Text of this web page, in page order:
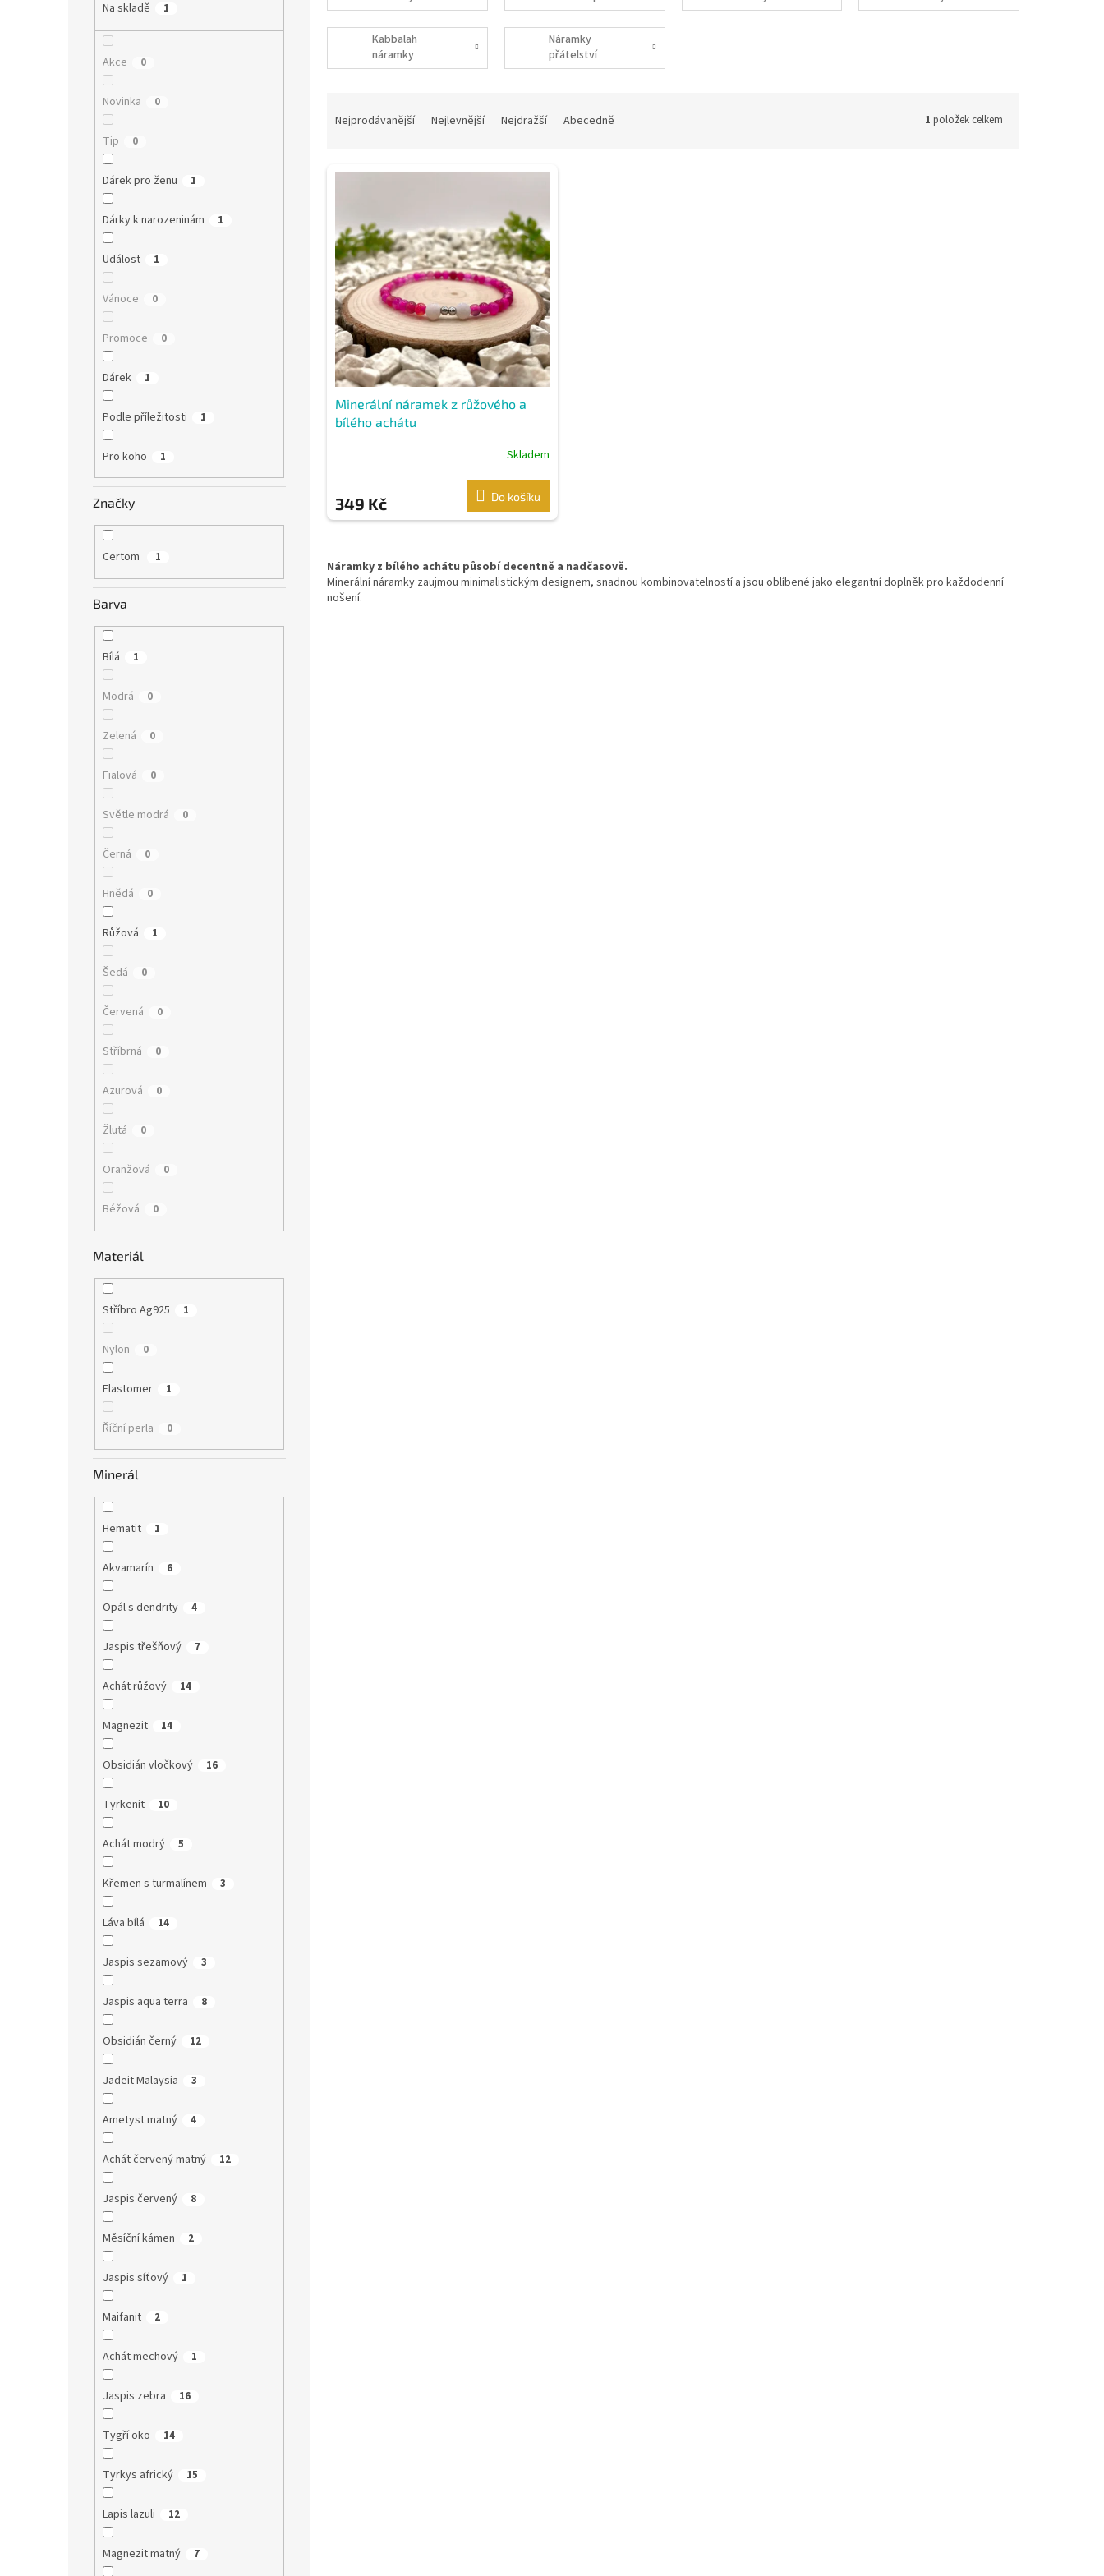
Na skladě 1
Akce 0
Novinka 0
Tip 0
Dárek pro ženu 1
Dárky k narozeninám 1
Událost 1
Vánoce 0
Promoce 0
Dárek 1
Podle příležitosti 1
Pro koho 1
Značky
Certom 1
Barva
Bílá 1
Modrá 0
Zelená 0
Fialová 0
Světle modrá 0
Černá 0
Hnědá 0
Růžová 1
Šedá 0
Červená 0
Stříbrná 0
Azurová 0
Žlutá 0
Oranžová 0
Béžová 0
Materiál
Stříbro Ag925 1
Nylon 0
Elastomer 1
Říční perla 0
Minerál
Hematit 1
Akvamarín 6
Opál s dendrity 4
Jaspis třešňový 7
Achát růžový 14
Magnezit 14
Obsidián vločkový 16
Tyrkenit 10
Achát modrý 5
Křemen s turmalínem 3
Láva bílá 14
Jaspis sezamový 3
Jaspis aqua terra 8
Obsidián černý 12
Jadeit Malaysia 3
Ametyst matný 4
Achát červený matný 12
Jaspis červený 8
Měsíční kámen 2
Jaspis síťový 1
Maifanit 2
Achát mechový 1
Jaspis zebra 16
Tygří oko 14
Tyrkys africký 15
Lapis lazuli 12
Magnezit matný 7
ženy
Kabbalah
náramky
Náramky
přátelství
n
Nejprodávanější Nejlevnější Nejdražší Abecedně 1 položek celkem
V
p
Minerální náramek z růžového a
bílého achátu
Skladem
349 Kč Do košíku
á
Náramky z bílého achátu působí decentně a nadčasově.
Minerální náramky zaujmou minimalistickým designem, snadnou kombinovatelností a jsou oblíbené jako elegantní doplněk pro každodenní
nošení.